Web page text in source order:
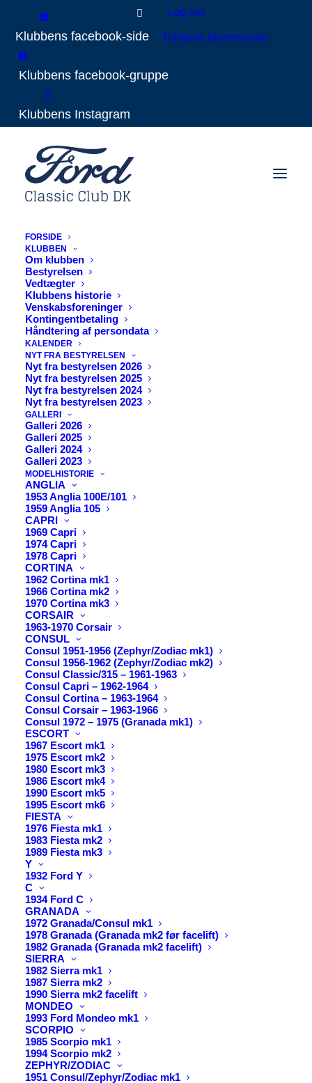
Log ind
Tidligere hjemmeside
FORSIDE
KLUBBEN
Om klubben
Bestyrelsen
Vedtægter
Klubbens historie
Venskabsforeninger
Kontingentbetaling
Håndtering af persondata
KALENDER
NYT FRA BESTYRELSEN
Nyt fra bestyrelsen 2026
Nyt fra bestyrelsen 2025
Nyt fra bestyrelsen 2024
Nyt fra bestyrelsen 2023
GALLERI
Galleri 2026
Galleri 2025
Galleri 2024
Galleri 2023
MODELHISTORIE
ANGLIA
1953 Anglia 100E/101
1959 Anglia 105
CAPRI
1969 Capri
1974 Capri
1978 Capri
CORTINA
1962 Cortina mk1
1966 Cortina mk2
1970 Cortina mk3
CORSAIR
1963-1970 Corsair
CONSUL
Consul 1951-1956 (Zephyr/Zodiac mk1)
Consul 1956-1962 (Zephyr/Zodiac mk2)
Consul Classic/315 – 1961-1963
Consul Capri – 1962-1964
Consul Cortina – 1963-1964
Consul Corsair – 1963-1966
Consul 1972 – 1975 (Granada mk1)
ESCORT
1967 Escort mk1
1975 Escort mk2
1980 Escort mk3
1986 Escort mk4
1990 Escort mk5
1995 Escort mk6
FIESTA
1976 Fiesta mk1
1983 Fiesta mk2
1989 Fiesta mk3
Y
1932 Ford Y
C
1934 Ford C
GRANADA
1972 Granada/Consul mk1
1978 Granada (Granada mk2 før facelift)
1982 Granada (Granada mk2 facelift)
SIERRA
1982 Sierra mk1
1987 Sierra mk2
1990 Sierra mk2 facelift
MONDEO
1993 Ford Mondeo mk1
SCORPIO
1985 Scorpio mk1
1994 Scorpio mk2
ZEPHYR/ZODIAC
1951 Consul/Zephyr/Zodiac mk1
Nyt fra Motorhistorisk
Samråd om status på
både
Skrotningsdirektivet
og Synsdirektivet
5 FEBRUAR, 2026 | INNYT FRA BESTYRELSEN 2026
WEBMASTER
Nyhedsbrevet kan læses i det følgende:
Europæisk Roadworthines Testing
(RWT): ”SYNSDIREKTIVET”
Den 4. december diskuterede medlemsstaterne i
Rådet forslaget til det ændrede direktiv og blev
enige om en række af de ønsker, som FIVA har
udarbejdet. Den 12. januar blev direktivet derefter
diskuteret af Transportudvalget, udarbejdet af Jens
Gieseke.
Rapporten vil nu blive diskuteret og ændret i
udvalget, hvor afstemning foreløbigt er planlagt til
den 18. marts. Som næste skridt vil rapporten gå til
Europa-Parlamentets plenarforsamling, hvor
afstemning aktuelt forventes den 27. april.
Grundlæggende er direktivet endnu ikke helt på
plads, men der er ret stærke og positive udtalelser
om de ting, vi som FIVA har fokuseret på.